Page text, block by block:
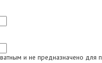
и не предназначено для